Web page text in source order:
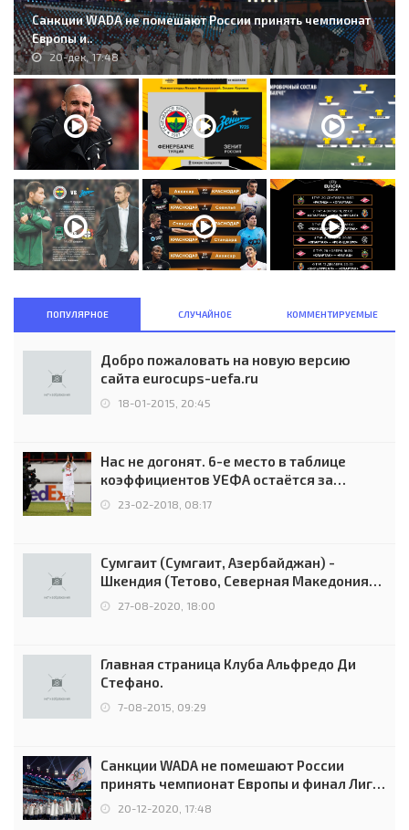
Санкции WADA не помешают России принять чемпионат
Европы и..
20-дек, 17:48
ПОПУЛЯРНОЕ СЛУЧАЙНОЕ КОММЕНТИРУЕМЫЕ
Добро пожаловать на новую версию
сайта eurocups-uefa.ru
18-01-2015, 20:45
Нас не догонят. 6-е место в таблице
коэффициентов УЕФА остаётся за
Россией
23-02-2018, 08:17
Сумгаит (Сумгаит, Азербайджан) -
Шкендия (Тетово, Северная Македония) -
0:2 (0:0)
27-08-2020, 18:00
Главная страница Клуба Альфредо Ди
Стефано.
7-08-2015, 09:29
Санкции WADA не помешают России
принять чемпионат Европы и финал Лиги
чемпионов.
20-12-2020, 17:48